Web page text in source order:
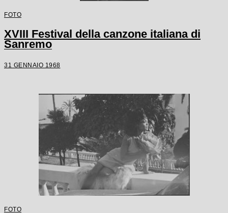
FOTO
XVIII Festival della canzone italiana di
Sanremo
31 GENNAIO 1968
FOTO